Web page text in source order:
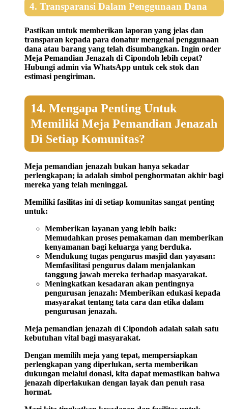
4. Transparansi Dalam Penggunaan Dana
Pastikan untuk memberikan laporan yang jelas dan
transparan kepada para donatur mengenai penggunaan
dana atau barang yang telah disumbangkan. Ingin order
Meja Pemandian Jenazah di Cipondoh lebih cepat?
Hubungi admin via WhatsApp untuk cek stok dan
estimasi pengiriman.
14. Mengapa Penting Untuk
Memiliki Meja Pemandian Jenazah
Di Setiap Komunitas?
Meja pemandian jenazah bukan hanya sekadar
perlengkapan; ia adalah simbol penghormatan akhir bagi
mereka yang telah meninggal.
Memiliki fasilitas ini di setiap komunitas sangat penting
untuk:
Memberikan layanan yang lebih baik:
Memudahkan proses pemakaman dan memberikan
kenyamanan bagi keluarga yang berduka.
Mendukung tugas pengurus masjid dan yayasan:
Memfasilitasi pengurus dalam menjalankan
tanggung jawab mereka terhadap masyarakat.
Meningkatkan kesadaran akan pentingnya
pengurusan jenazah: Memberikan edukasi kepada
masyarakat tentang tata cara dan etika dalam
pengurusan jenazah.
Meja pemandian jenazah di Cipondoh adalah salah satu
kebutuhan vital bagi masyarakat.
Dengan memilih meja yang tepat, mempersiapkan
perlengkapan yang diperlukan, serta memberikan
dukungan melalui donasi, kita dapat memastikan bahwa
jenazah diperlakukan dengan layak dan penuh rasa
hormat.